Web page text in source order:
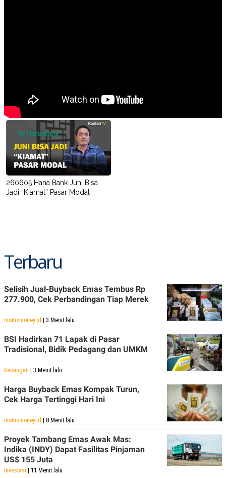
260605 Hana Bank Juni Bisa
Jadi “Kiamat” Pasar Modal
Terbaru
Selisih Jual-Buyback Emas Tembus Rp
277.900, Cek Perbandingan Tiap Merek
momsmoney.id | 3 Menit lalu
BSI Hadirkan 71 Lapak di Pasar
Tradisional, Bidik Pedagang dan UMKM
Keuangan | 3 Menit lalu
Harga Buyback Emas Kompak Turun,
Cek Harga Tertinggi Hari Ini
momsmoney.id | 8 Menit lalu
Proyek Tambang Emas Awak Mas:
Indika (INDY) Dapat Fasilitas Pinjaman
US$ 155 Juta
Investasi | 11 Menit lalu